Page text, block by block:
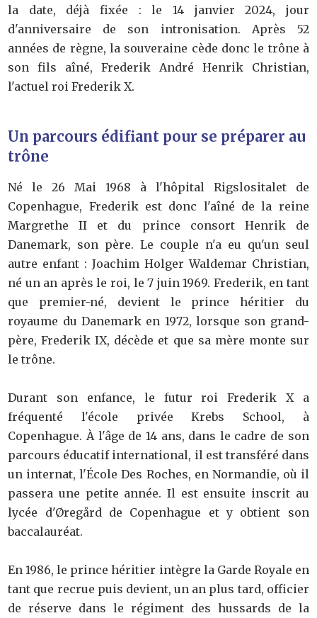
la date, déjà fixée : le 14 janvier 2024, jour
d'anniversaire de son intronisation. Après 52
années de règne, la souveraine cède donc le trône à
son fils aîné, Frederik André Henrik Christian,
l'actuel roi Frederik X.
Un parcours édifiant pour se préparer au
trône
Né le 26 Mai 1968 à l'hôpital Rigslositalet de
Copenhague, Frederik est donc l'aîné de la reine
Margrethe II et du prince consort Henrik de
Danemark, son père. Le couple n'a eu qu'un seul
autre enfant : Joachim Holger Waldemar Christian,
né un an après le roi, le 7 juin 1969. Frederik, en tant
que premier-né, devient le prince héritier du
royaume du Danemark en 1972, lorsque son grand-
père, Frederik IX, décède et que sa mère monte sur
le trône.
Durant son enfance, le futur roi Frederik X a
fréquenté l'école privée Krebs School, à
Copenhague. À l'âge de 14 ans, dans le cadre de son
parcours éducatif international, il est transféré dans
un internat, l'École Des Roches, en Normandie, où il
passera une petite année. Il est ensuite inscrit au
lycée d'Øregård de Copenhague et y obtient son
baccalauréat.
En 1986, le prince héritier intègre la Garde Royale en
tant que recrue puis devient, un an plus tard, officier
de réserve dans le régiment des hussards de la